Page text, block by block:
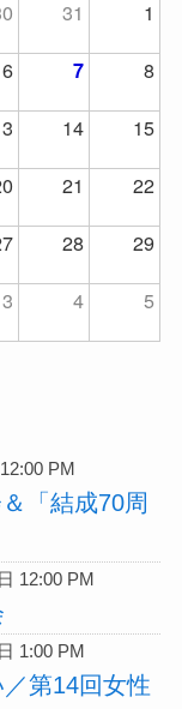
31
1
6 7
8
14
15
21
22
28
29
3 4 5
PM
「結成70周
12:00 PM
1:00 PM
第14回女性